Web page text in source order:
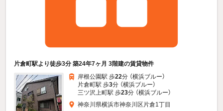
片倉町駅より徒歩3分 築24年7ヶ月 3階建の賃貸物件
岸根公園駅 歩22分 （横浜ブルー）
片倉町駅 歩3分 （横浜ブルー）
三ツ沢上町駅 歩23分 （横浜ブルー）
神奈川県横浜市神奈川区片倉1丁目